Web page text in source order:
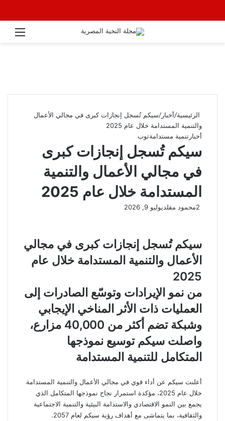
الرئيسية/أخبار/سيكم تُسجل إنجازات كبرى في مجالي الأعمال
والتنمية المستدامة خلال عام 2025
أخبار تنمية مستدامةتوب
سيكم تُسجل إنجازات كبرى
في مجالي الأعمال والتنمية
المستدامة خلال عام 2025
محمود مقلديوليو 9, 2026
سيكم تُسجل إنجازات كبرى في مجالي
الأعمال والتنمية المستدامة خلال عام
2025
من نمو الإيرادات وتوسّع الصادرات إلى
العمليات ذات الأثر المناخي الإيجابي
وشبكة تضم أكثر من 40,000 مزارع،
واصلت سيكم توسيع نموذجها
المتكامل للتنمية المستدامة
أعلنت سيكم عن أداء قوي في مجالي الأعمال والتنمية المستدامة
خلال عام 2025، مؤكدة استمرار نجاح نموذجها المتكامل الذي
يجمع بين النمو الاقتصادي والاستدامة البيئية والتنمية الاجتماعية
والثقافية، بما يتماشى مع أهداف رؤية سيكم لعام 2057.